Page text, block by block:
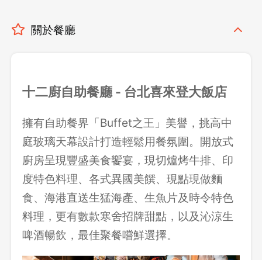
關於餐廳
十二廚自助餐廳 - 台北喜來登大飯店
擁有自助餐界「Buffet之王」美譽，挑高中
庭玻璃天幕設計打造輕鬆用餐氛圍。開放式
廚房呈現豐盛美食饗宴，現切爐烤牛排、印
度特色料理、各式異國美饌、現點現做麵
食、海港直送生猛海產、生魚片及時令特色
料理，更有數款寒舍招牌甜點，以及沁涼生
啤酒暢飲，最佳聚餐嚐鮮選擇。